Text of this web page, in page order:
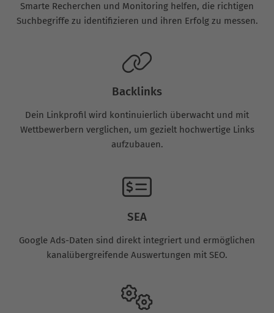
Smarte Recherchen und Monitoring helfen, die richtigen
Suchbegriffe zu identifizieren und ihren Erfolg zu messen.
Backlinks
Dein Linkprofil wird kontinuierlich überwacht und mit
Wettbewerbern verglichen, um gezielt hochwertige Links
aufzubauen.
SEA
Google Ads-Daten sind direkt integriert und ermöglichen
kanalübergreifende Auswertungen mit SEO.